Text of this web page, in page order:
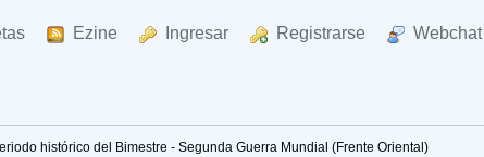
Ezine Ingresar Registrarse Webchat
histórico del Bimestre - Segunda Guerra Mundial (Frente Oriental)